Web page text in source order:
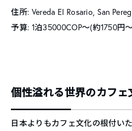
住所: Vereda El Rosario, San
予算: 1泊35000COP～(約1750円
個性溢れる世界のカフェ
日本よりもカフェ文化の根付い